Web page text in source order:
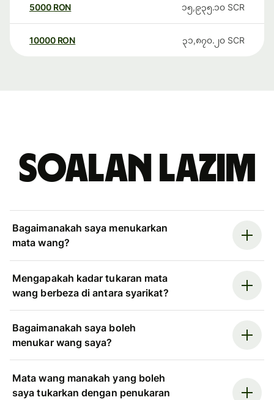
5000 RON ၁၅,၉၃၅.၁၀ SCR
10000 RON ၃၁,၈၇၀.၂၀ SCR
Soalan Lazim
Bagaimanakah saya menukarkan
mata wang?
Mengapakah kadar tukaran mata
wang berbeza di antara syarikat?
Bagaimanakah saya boleh
menukar wang saya?
Mata wang manakah yang boleh
saya tukarkan dengan penukaran